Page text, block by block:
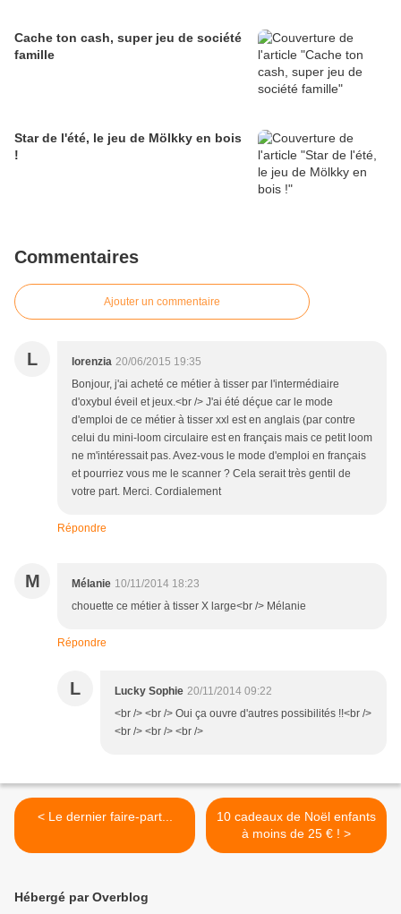
Cache ton cash, super jeu de société
famille
Star de l'été, le jeu de Mölkky en bois
!
Commentaires
Ajouter un commentaire
L lorenzia 20/06/2015 19:35
Bonjour, j'ai acheté ce métier à tisser par l'intermédiaire
d'oxybul éveil et jeux.<br /> J'ai été déçue car le mode
d'emploi de ce métier à tisser xxl est en anglais (par contre
celui du mini-loom circulaire est en français mais ce petit loom
ne m'intéressait pas. Avez-vous le mode d'emploi en français
et pourriez vous me le scanner ? Cela serait très gentil de
votre part. Merci. Cordialement
Répondre
M Mélanie 10/11/2014 18:23
chouette ce métier à tisser X large<br /> Mélanie
Répondre
L Lucky Sophie 20/11/2014 09:22
<br /> <br /> Oui ça ouvre d'autres possibilités !!<br />
<br /> <br /> <br />
< Le dernier faire-part...
10 cadeaux de Noël enfants
à moins de 25 € ! >
Hébergé par Overblog